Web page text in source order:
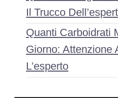
Il Trucco
Quanti Carboidrati
Giorno: Attenzione
L’esperto